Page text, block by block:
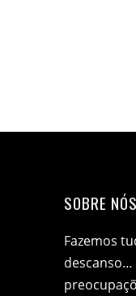
SOBRE
Fazemos
descanso…